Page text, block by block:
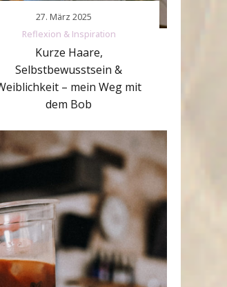
Reflexion & Inspiration
Kurze Haare,
Selbstbewusstsein &
– mein Weg mit
dem Bob
27. März 2025